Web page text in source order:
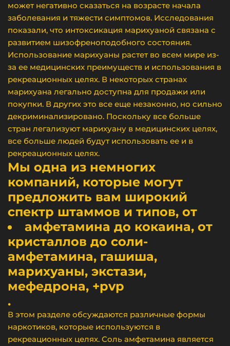
может негативно сказаться на возрасте начала
заболевания и тяжести симптомов. Исследования
показали, что интоксикация марихуаной связана с
развитием шизофреноподобного состояния.
Использование марихуаны растет во всем мире из-
за ее медицинских преимуществ и использования в
рекреационных целях. В некоторых странах
марихуана легально доступна для продажи или
покупки. В других это все еще незаконно, но сильно
декриминализировано. Поскольку все больше
стран легализуют марихуану в медицинских целях,
все больше людей будут использовать ее и в
рекреационных целях.
Мы одна из немногих
компаний, которые могут
предложить вам широкий
спектр штаммов и типов, от
амфетамина до кокаина, от
кристаллов до соли-
амфетамина, гашиша,
марихуаны, экстази,
мефедрона, +pvp
.
В этом разделе обсуждаются различные формы
наркотиков, которые используются в
рекреационных целях. Соль амфетамина является